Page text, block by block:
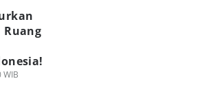
Ruang
WIB